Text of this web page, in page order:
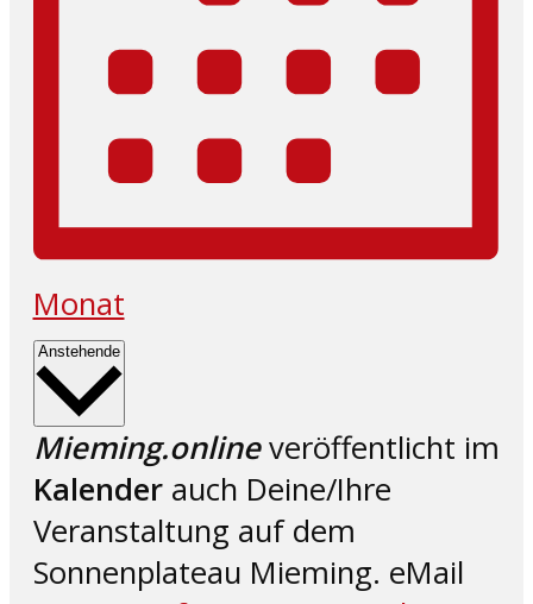
Monat
Anstehende Datum
Mieming.onlineveröffentlicht im
Kalenderauch Deine/Ihre
Veranstaltung auf dem
Sonnenplateau Mieming. eMail